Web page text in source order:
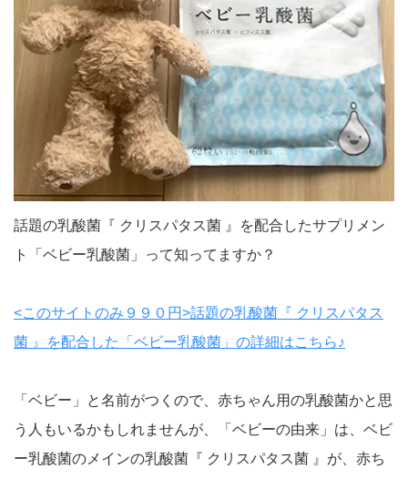
話題の乳酸菌『 クリスパタス菌 』を配合したサプリメン
ト「ベビー乳酸菌」って知ってますか？
<このサイトのみ９９０円>話題の乳酸菌『 クリスパタス
菌 』を配合した「ベビー乳酸菌」の詳細はこちら♪
「ベビー」と名前がつくので、赤ちゃん用の乳酸菌かと思
う人もいるかもしれませんが、「ベビーの由来」は、ベビ
ー乳酸菌のメインの乳酸菌『 クリスパタス菌 』が、赤ち